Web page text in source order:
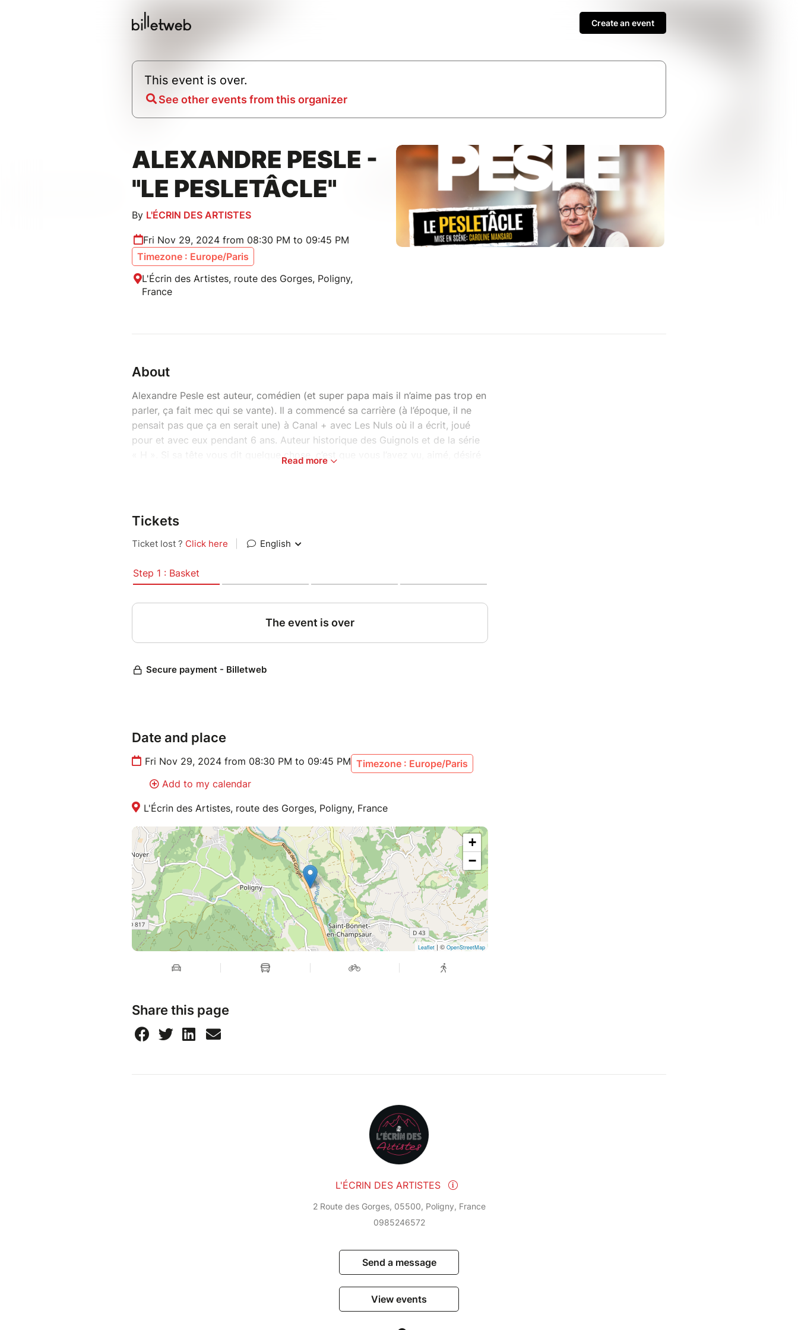
Create an event
This event is over.
See other events from this organizer
ALEXANDRE PESLE -
"LE PESLETÂCLE"
By L'ÉCRIN DES ARTISTES
Fri Nov 29, 2024 from 08:30 PM to 09:45 PM
Timezone : Europe/Paris
L'Écrin des Artistes, route des Gorges, Poligny,
France
About
Alexandre Pesle est auteur, comédien (et super papa mais il n’aime pas trop en
parler, ça fait mec qui se vante). Il a commencé sa carrière (à l’époque, il ne
pensait pas que ça en serait une) à Canal + avec Les Nuls où il a écrit, joué
pour et avec eux pendant 6 ans. Auteur historique des Guignols et de la série
« H ». Si sa tête vous dit quelque chose, c’est que vous l’avez vu, aimé, désiré
Goude, Marion Game et il en passe des tout aussi meilleurs mais moins
connus. Et les gens n’aiment que les gens connus. Ou morts.
les chaînes Youtube…) on a l’impression que chacun cherche à créer de la
polémique pour faire parler de soi, à tort et à travers. Et être détenteur d’une
vérité qui serait universelle.
sensibles. S’ils piquent et grattent, c’est pour mieux les désinfecter.
Read more
Tickets
Date and place
Fri Nov 29, 2024 from 08:30 PM to 09:45 PM Timezone : Europe/Paris
Add to my calendar
L'Écrin des Artistes, route des Gorges, Poligny, France
+
−
Leaflet | © OpenStreetMap
Share this page
L'ÉCRIN DES ARTISTES
2 Route des Gorges, 05500, Poligny, France
0985246572
Send a message
View events